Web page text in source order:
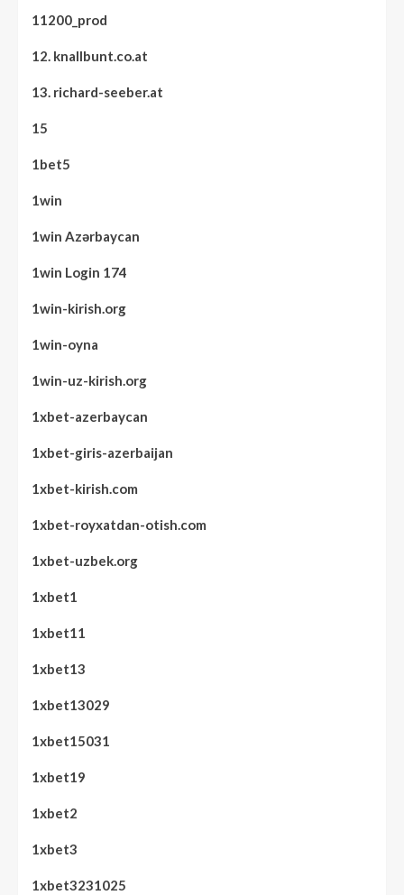
11200_prod
12. knallbunt.co.at
13. richard-seeber.at
15
1bet5
1win
1win Azərbaycan
1win Login 174
1win-kirish.org
1win-oyna
1win-uz-kirish.org
1xbet-azerbaycan
1xbet-giris-azerbaijan
1xbet-kirish.com
1xbet-royxatdan-otish.com
1xbet-uzbek.org
1xbet1
1xbet11
1xbet13
1xbet13029
1xbet15031
1xbet19
1xbet2
1xbet3
1xbet3231025